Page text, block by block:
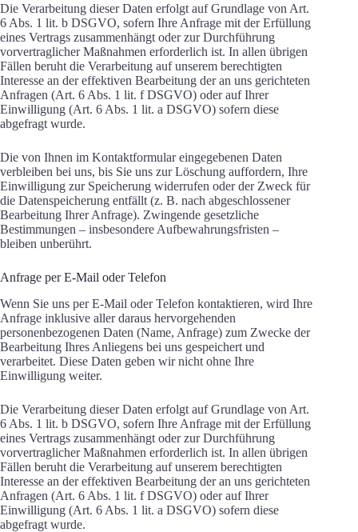
Die Verarbeitung dieser Daten erfolgt auf Grundlage von Art.
6 Abs. 1 lit. b DSGVO, sofern Ihre Anfrage mit der Erfüllung
eines Vertrags zusammenhängt oder zur Durchführung
vorvertraglicher Maßnahmen erforderlich ist. In allen übrigen
Fällen beruht die Verarbeitung auf unserem berechtigten
Interesse an der effektiven Bearbeitung der an uns gerichteten
Anfragen (Art. 6 Abs. 1 lit. f DSGVO) oder auf Ihrer
Einwilligung (Art. 6 Abs. 1 lit. a DSGVO) sofern diese
abgefragt wurde.
Die von Ihnen im Kontaktformular eingegebenen Daten
verbleiben bei uns, bis Sie uns zur Löschung auffordern, Ihre
Einwilligung zur Speicherung widerrufen oder der Zweck für
die Datenspeicherung entfällt (z. B. nach abgeschlossener
Bearbeitung Ihrer Anfrage). Zwingende gesetzliche
Bestimmungen – insbesondere Aufbewahrungsfristen –
bleiben unberührt.
Anfrage per E-Mail oder Telefon
Wenn Sie uns per E-Mail oder Telefon kontaktieren, wird Ihre
Anfrage inklusive aller daraus hervorgehenden
personenbezogenen Daten (Name, Anfrage) zum Zwecke der
Bearbeitung Ihres Anliegens bei uns gespeichert und
verarbeitet. Diese Daten geben wir nicht ohne Ihre
Einwilligung weiter.
Die Verarbeitung dieser Daten erfolgt auf Grundlage von Art.
6 Abs. 1 lit. b DSGVO, sofern Ihre Anfrage mit der Erfüllung
eines Vertrags zusammenhängt oder zur Durchführung
vorvertraglicher Maßnahmen erforderlich ist. In allen übrigen
Fällen beruht die Verarbeitung auf unserem berechtigten
Interesse an der effektiven Bearbeitung der an uns gerichteten
Anfragen (Art. 6 Abs. 1 lit. f DSGVO) oder auf Ihrer
Einwilligung (Art. 6 Abs. 1 lit. a DSGVO) sofern diese
abgefragt wurde.